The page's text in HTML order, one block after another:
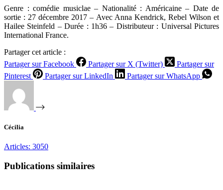
Genre : comédie musiclae – Nationalité : Américaine – Date de
sortie : 27 décembre 2017 – Avec Anna Kendrick, Rebel Wilson et
Hailee Steinfeld – Durée : 1h36 – Distributeur : Universal Pictures
International France.
Partager cet article :
Partager sur Facebook
Partager sur X (Twitter)
Partager sur
Pinterest
Partager sur LinkedIn Partager sur WhatsApp
Cécilia
Articles: 3050
Publications similaires